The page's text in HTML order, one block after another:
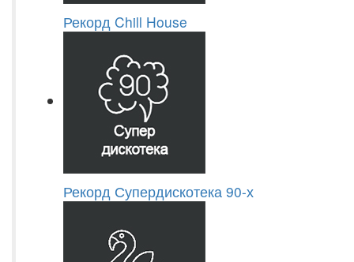
Рекорд Chill House
Рекорд Супердискотека 90-х